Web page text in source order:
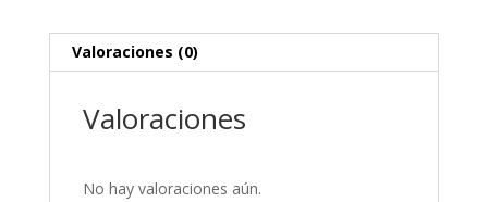
Valoraciones (0)
Valoraciones
No hay valoraciones aún.